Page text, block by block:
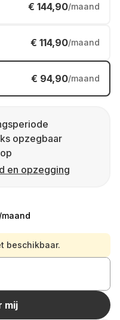
€ 144,90/maand
€ 114,90/maand
€ 94,90/maand
opzegbaar
en opzegging
/maand
beschikbaar.
mij